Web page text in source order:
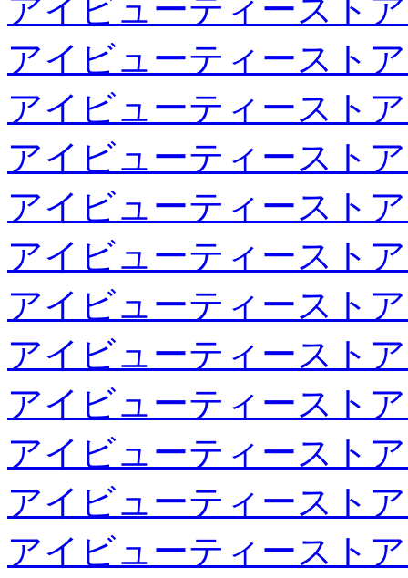
アイビューティースト
アイビューティースト
アイビューティースト
アイビューティースト
アイビューティースト
アイビューティースト
アイビューティースト
アイビューティースト
アイビューティースト
アイビューティースト
アイビューティースト
アイビューティースト